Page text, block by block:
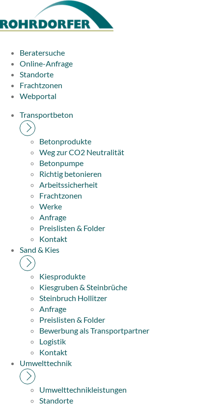
Beratersuche
Online-Anfrage
Standorte
Frachtzonen
Webportal
Transportbeton
Betonprodukte
Weg zur CO2 Neutralität
Betonpumpe
Richtig betonieren
Arbeitssicherheit
Frachtzonen
Werke
Anfrage
Preislisten & Folder
Kontakt
Sand & Kies
Kiesprodukte
Kiesgruben & Steinbrüche
Steinbruch Hollitzer
Anfrage
Preislisten & Folder
Bewerbung als Transportpartner
Logistik
Kontakt
Umwelttechnik
Umwelttechnikleistungen
Standorte